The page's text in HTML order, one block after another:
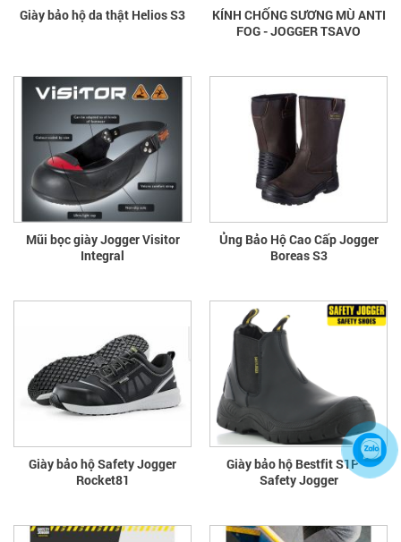
Giày bảo hộ da thật Helios S3
KÍNH CHỐNG SƯƠNG MÙ ANTI
FOG - JOGGER TSAVO
Mũi bọc giày Jogger Visitor
Integral
Ủng Bảo Hộ Cao Cấp Jogger
Boreas S3
Giày bảo hộ Safety Jogger
Rocket81
Giày bảo hộ Bestfit S1P –
Safety Jogger